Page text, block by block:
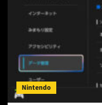
Nintendo